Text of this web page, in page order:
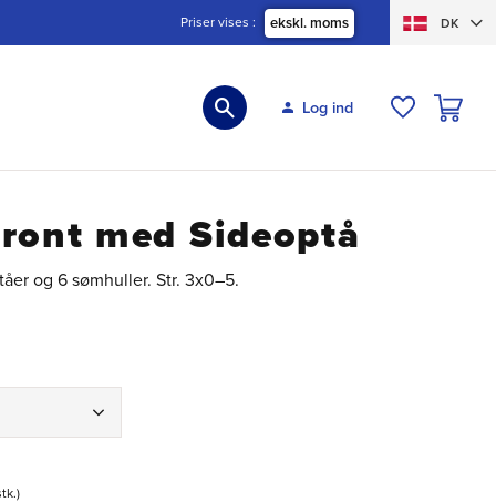
Priser vises ekskl. moms DK
Log ind
med Sideoptå
og 6 sømhuller. Str. 3x0–5.